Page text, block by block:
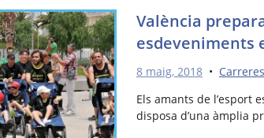
València
esdeveniments
8 maig, 2018•
Els amants de l’esport
disposa d’una àmplia